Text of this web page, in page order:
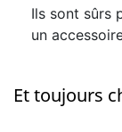
Ils sont sûrs
un
Et toujours